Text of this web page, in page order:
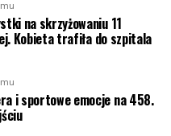
na skrzyżowaniu 11
Kobieta trafiła do szpitala
i sportowe emocje na 458.